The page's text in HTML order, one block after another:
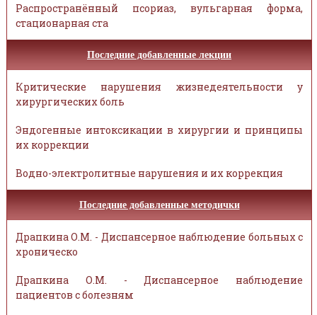
Распространённый псориаз, вульгарная форма,
стационарная ста
Последние добавленные лекции
Критические нарушения жизнедеятельности у
хирургических боль
Эндогенные интоксикации в хирургии и принципы
их коррекции
Водно-электролитные нарушения и их коррекция
Последние добавленные методички
Драпкина О.М. - Диспансерное наблюдение больных с
хроническо
Драпкина О.М. - Диспансерное наблюдение
пациентов с болезням